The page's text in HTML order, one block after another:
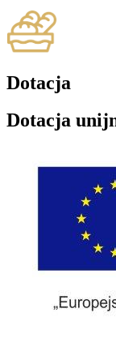
Dotacja
Dotacja